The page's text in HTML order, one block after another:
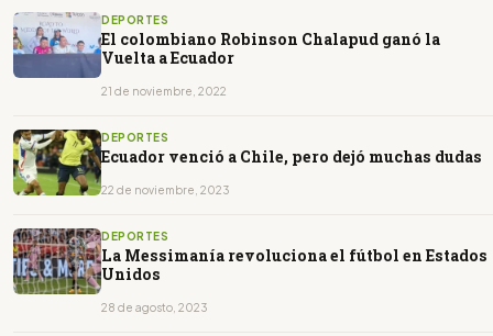
DEPORTES
El colombiano Robinson Chalapud ganó la
Vuelta a Ecuador
21 de noviembre, 2022
DEPORTES
Ecuador venció a Chile, pero dejó muchas dudas
22 de noviembre, 2023
DEPORTES
La Messimanía revoluciona el fútbol en Estados
Unidos
28 de agosto, 2023